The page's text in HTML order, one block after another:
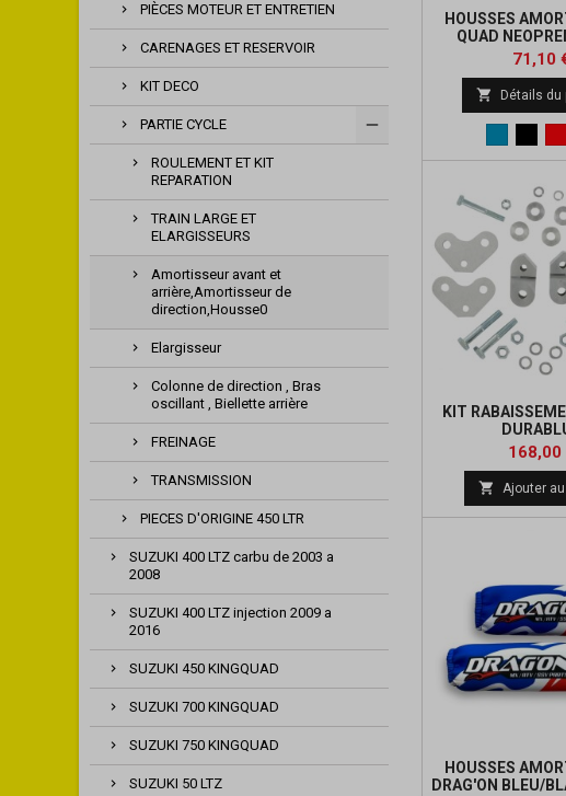
PIÈCES MOTEUR ET ENTRETIEN
CARENAGES ET RESERVOIR
KIT DECO
PARTIE CYCLE
ROULEMENT ET KIT
REPARATION
TRAIN LARGE ET
ELARGISSEURS
Amortisseur avant et
arrière,Amortisseur de
direction,Housse0
Elargisseur
Colonne de direction , Bras
oscillant , Biellette arrière
FREINAGE
TRANSMISSION
PIECES D'ORIGINE 450 LTR
SUZUKI 400 LTZ carbu de 2003 a
2008
SUZUKI 400 LTZ injection 2009 a
2016
SUZUKI 450 KINGQUAD
SUZUKI 700 KINGQUAD
SUZUKI 750 KINGQUAD
SUZUKI 50 LTZ
HOUSSES
QUAD
Prix
71,10
 Détails du
KIT
Prix
168,00
 Ajouter
HOUSSES
DRAG'ON BLEU/